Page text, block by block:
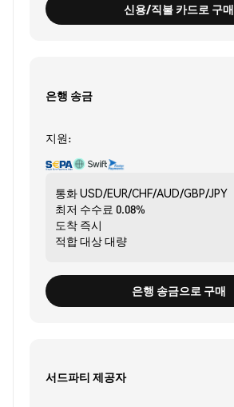
신용/직불 카드로 구매
은행 송금
지원:
통화USD/EUR/CHF/AUD/GBP/JPY
최저 수수료 0.08%
도착 즉시
적합 대상대량
은행 송금으로 구매
서드파티 제공자